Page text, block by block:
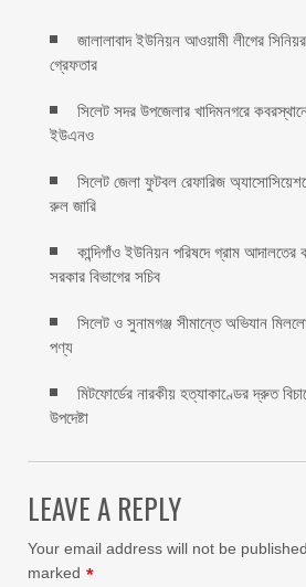
জালালাবাদ ইউনিয়ন আওয়ামী লীগের
গ্রেফতার
সিলেট সদর উপজেলার খাদিমনগরে
ইউএনও
সিলেট জেলা ফুটবল রেফারিজ
রুল জারি ‎
কান্দিগাঁও ইউনিয়ন পরিষদে গ্রাম আদালতের
সরকার বিভাগের সচিব ‎
সিলেট ও সুনামগঞ্জ সীমান্তে অভিযান
পণ্য
মিটফোর্ডের নারকীয় হত্যাকাণ্ডের দ্রুত
উপদেষ্টা
LEAVE A REPLY
Your email address will not be published.
marked *